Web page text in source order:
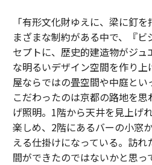
「有形文化財ゆえに、梁に釘
まざまな制約がある中で、『
セプトに、歴史的建造物がジュ
な明るいデザイン空間を作り
屋ならではの畳空間や中庭とい
こだわったのは京都の路地を
げ照明。1階から天井を見上げ
楽しめ、2階にあるバーの小窓
える仕掛けになっている。訪
間ができたのではないかと思っ